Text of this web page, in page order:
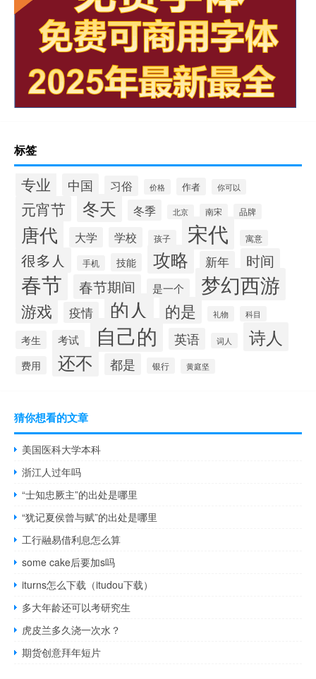
标签
专业 中国 习俗 价格 作者 你可以
元宵节 冬天 冬季 北京 南宋 品牌
唐代 大学 学校 孩子 宋代 寓意
很多人 手机 技能 攻略 新年 时间
春节 春节期间 是一个 梦幻西游
游戏 疫情 的人 的是 礼物 科目
考生 考试 自己的 英语 词人 诗人
费用 还不 都是 银行 黄庭坚
猜你想看的文章
美国医科大学本科
浙江人过年吗
“士知忠厥主”的出处是哪里
“犹记夏侯曾与赋”的出处是哪里
工行融易借利息怎么算
some cake后要加s吗
iturns怎么下载（itudou下载）
多大年龄还可以考研究生
虎皮兰多久浇一次水？
期货创意拜年短片